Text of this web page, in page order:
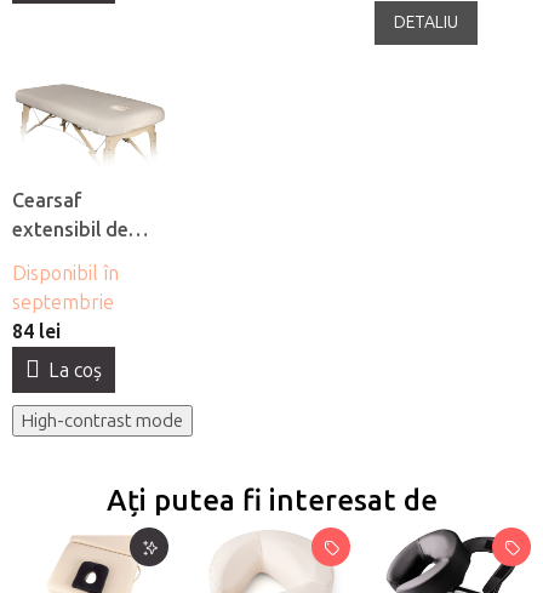
DETALIU
Cearsaf
extensibil de
flanel Fabulo cu
orificiu pentru
fată
Disponibil în
septembrie
84 lei
La coş
High-contrast mode
Ați putea fi interesat de